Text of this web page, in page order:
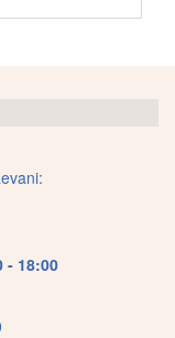
- 18:00